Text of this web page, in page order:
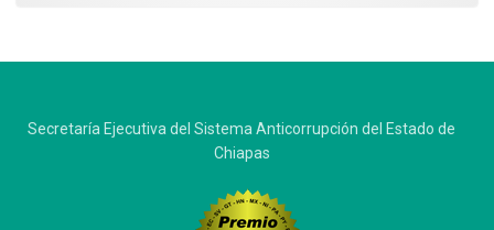
Secretaría Ejecutiva del Sistema Anticorrupción del Estado de
Chiapas